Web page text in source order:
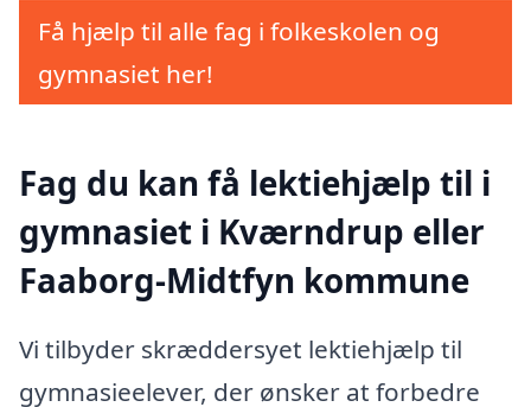
Få hjælp til alle fag i folkeskolen og
gymnasiet her!
Fag du kan få lektiehjælp til i
gymnasiet i Kværndrup eller
Faaborg-Midtfyn kommune
Vi tilbyder skræddersyet lektiehjælp til
gymnasieelever, der ønsker at forbedre